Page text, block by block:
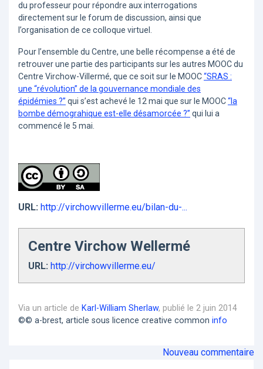
du professeur pour répondre aux interrogations
directement sur le forum de discussion, ainsi que
l’organisation de ce colloque virtuel.
Pour l’ensemble du Centre, une belle récompense a été de
retrouver une partie des participants sur les autres MOOC du
Centre Virchow-Villermé, que ce soit sur le MOOC“SRAS :
une “révolution” de la gouvernance mondiale des
épidémies ?” qui s’est achevé le 12 mai que sur le MOOC“la
bombe démograhique est-elle désamorcée ?” qui lui a
commencé le 5 mai.
URL: http://virchowvillerme.eu/bilan-du-...
Centre Virchow Wellermé
URL: http://virchowvillerme.eu/
Via un article de Karl-William Sherlaw, publié le 2 juin 2014
©© a-brest, article sous licence creative common info
Nouveau commentaire